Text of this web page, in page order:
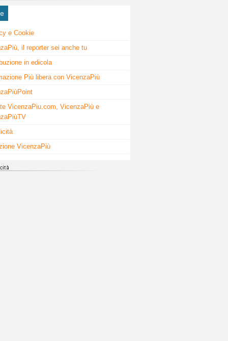
e Cookie
il reporter sei anche tu
in edicola
Più libera con VicenzaPiù
VicenzaPiu.com, VicenzaPiù e
VicenzaPiù